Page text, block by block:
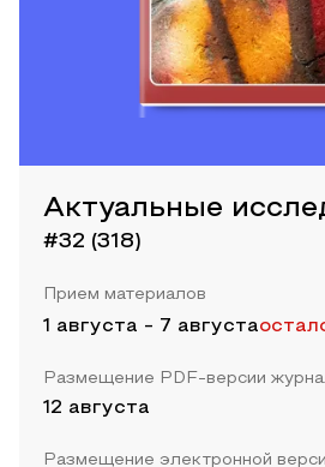
Актуальные
#32 (318)
Прием материалов
1 августа - 7 августа
Размещение PDF-версии
12 августа
Размещение электронной